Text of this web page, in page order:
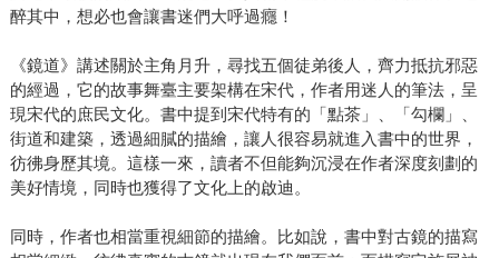
醉其中，想必也會讓書迷們大呼過癮！
《鏡道》講述關於主角月升，尋找五個徒弟後人，齊力抵抗邪惡
的經過，它的故事舞臺主要架構在宋代，作者用迷人的筆法，呈
現宋代的庶民文化。書中提到宋代特有的「點茶」、「勾欄」、
街道和建築，透過細膩的描繪，讓人很容易就進入書中的世界，
彷彿身歷其境。這樣一來，讀者不但能夠沉浸在作者深度刻劃的
美好情境，同時也獲得了文化上的啟迪。
同時，作者也相當重視細節的描繪。比如說，書中對古鏡的描寫